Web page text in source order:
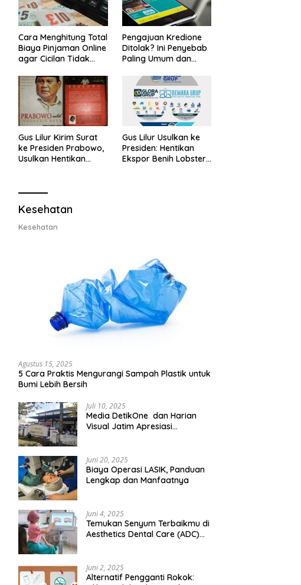
Cara Menghitung Total
Biaya Pinjaman Online
agar Cicilan Tidak
Pengajuan Kredione
Ditolak? Ini Penyebab
Paling Umum dan
Gus Lilur Kirim Surat
ke Presiden Prabowo,
Usulkan Hentikan
Lobster 50 Gram
Gus Lilur Usulkan ke
Presiden: Hentikan
Ekspor Benih Lobster,
Kesehatan
Kesehatan
Agustus 15, 2025
5 Cara Praktis Mengurangi Sampah Plastik untuk
Bumi Lebih Bersih
Juli 10, 2025
Media DetikOne dan Harian
Visual Jatim Apresiasi
Juni 20, 2025
Biaya Operasi LASIK, Panduan
Lengkap dan Manfaatnya
Juni 4, 2025
Temukan Senyum Terbaikmu di
Aesthetics Dental Care (ADC)
Juni 2, 2025
Alternatif Pengganti Rokok: